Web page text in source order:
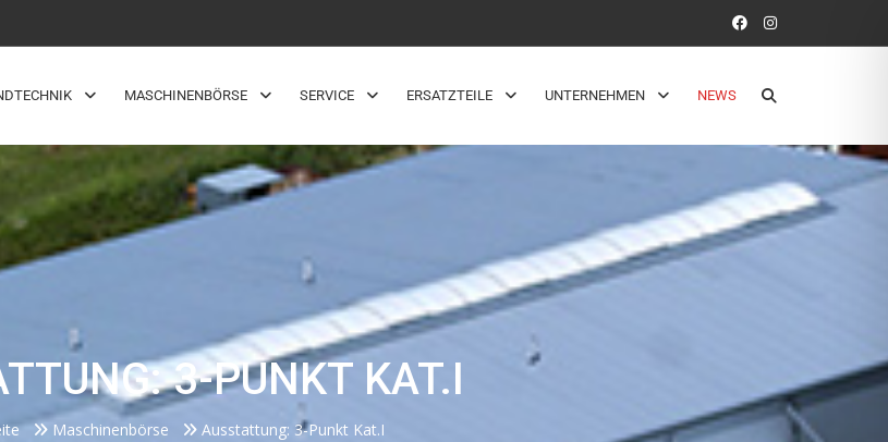
MASCHINENBÖRSE SERVICE ERSATZTEILE UNTERNEHMEN NEWS
3-PUNKT KAT.I
Maschinenbörse Ausstattung: 3-Punkt Kat.I